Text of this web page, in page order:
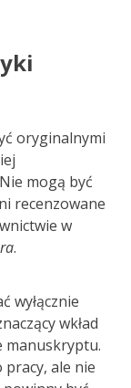
oryginalnymi
mogą być
recenzowane
w
.
wyłącznie
wkład
manuskryptu.
pracy, ale nie